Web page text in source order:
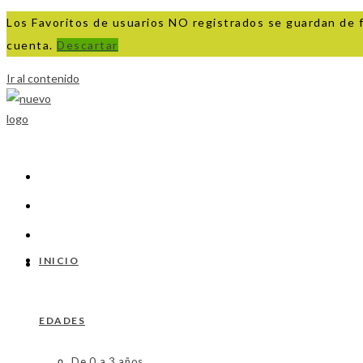
Los Favoritos de usuarios NO registrados se guardan
cuenta. Descartar
Ir al contenido
INICIO
EDADES